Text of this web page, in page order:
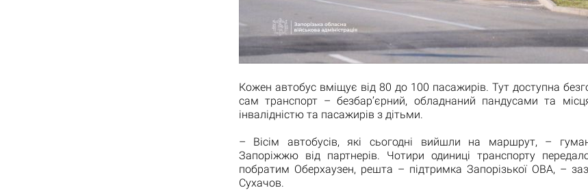
Кожен автобус вміщує від 80 до 100 пасажирів. Тут доступна
сам транспорт – безбар’єрний, обладнаний пандусами та
інвалідністю та пасажирів з дітьми.
– Вісім автобусів, які сьогодні вийшли на маршрут, –
Запоріжжю від партнерів. Чотири одиниці транспорту
побратим Оберхаузен, решта – підтримка Запорізької ОВА, –
Сухачов.